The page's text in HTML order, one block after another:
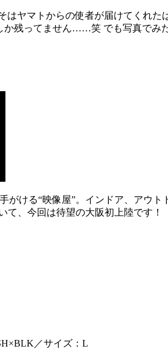
はヤマトからの使者が届けてくれ
か残ってません……笑 でも写真でみ
がける“映像屋”。インドア、アウ
て、今回は待望の大阪初上陸です！
／サイズ：L